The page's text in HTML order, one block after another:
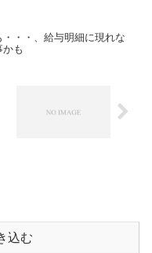
・・・、給与明細に現れな
かも
込む